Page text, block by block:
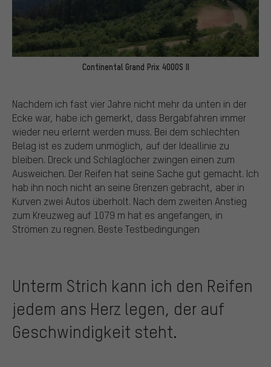
Continental Grand Prix 4000S II
Nachdem ich fast vier Jahre nicht mehr da unten in der
Ecke war, habe ich gemerkt, dass Bergabfahren immer
wieder neu erlernt werden muss. Bei dem schlechten
Belag ist es zudem unmöglich, auf der Ideallinie zu
bleiben. Dreck und Schlaglöcher zwingen einen zum
Ausweichen. Der Reifen hat seine Sache gut gemacht. Ich
hab ihn noch nicht an seine Grenzen gebracht, aber in
Kurven zwei Autos überholt. Nach dem zweiten Anstieg
zum Kreuzweg auf 1079 m hat es angefangen, in
Strömen zu regnen. Beste Testbedingungen
Unterm Strich kann ich den Reifen
jedem ans Herz legen, der auf
Geschwindigkeit steht.